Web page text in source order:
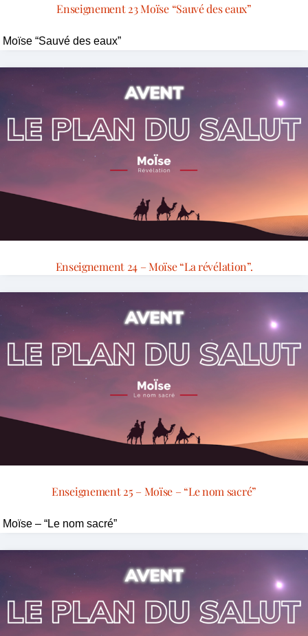
Enseignement 23 Moïse “Sauvé des eaux”
Moïse “Sauvé des eaux”
Enseignement 24 – Moïse “La révélation”.
Enseignement 25 – Moïse – “Le nom sacré”
Moïse – “Le nom sacré”